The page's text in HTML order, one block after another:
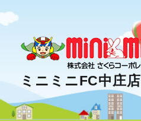
ミニミニFC中庄店